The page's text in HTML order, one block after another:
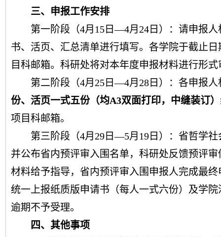
三、申报工作安排
第一阶段（4月 15 日—4月 24 日）：请申报人
书、 活页、 汇总清单进行填写。各学院于截止
目科邮箱。 科研处将对本年度申报材料进行形式
第二阶段（4月 25 日—4月 28 日）：各申报
份、活页一式五份（均A3双面打印，中缝装订）
项目科邮箱。
第三阶段（4月 29 日—5月 19 日）：省哲学
并公布省内预评审入围名单， 科研处反馈预评审
材料给予指导， 省内预评审入围 申报人完成最
统一上报纸质版申请书（每人一式六份）及学院
逾期不予受理。
四、其他事项